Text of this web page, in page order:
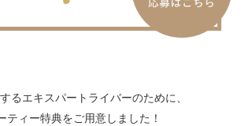
るエキスパートライバーのために、
ティー特典をご用意しました！